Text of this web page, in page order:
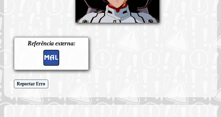
Referência externa:
Reportar Erro